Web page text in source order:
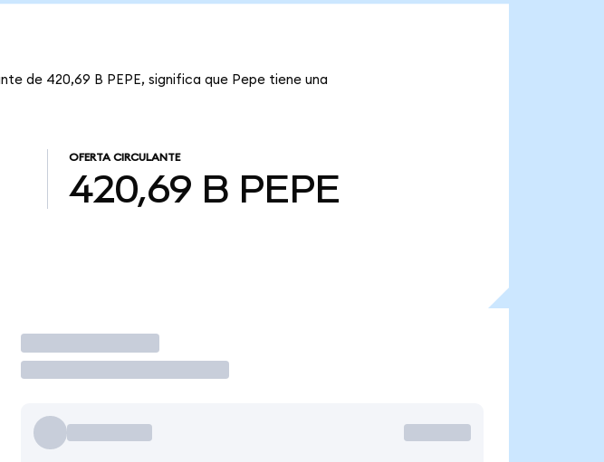
de 420,69 B PEPE, significa que Pepe tiene una
OFERTA CIRCULANTE
420,69 B PEPE
Operar